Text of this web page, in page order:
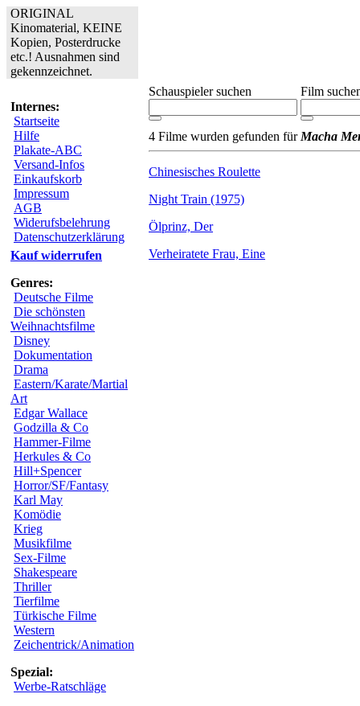
ORIGINAL
Kinomaterial, KEINE
Kopien, Posterdrucke
etc.! Ausnahmen sind
gekennzeichnet.
Internes:
Startseite
Hilfe
Plakate-ABC
Versand-Infos
Einkaufskorb
Impressum
AGB
Widerufsbelehrung
Datenschutzerklärung
Kauf widerrufen
Genres:
Deutsche Filme
Die schönsten
Weihnachtsfilme
Disney
Dokumentation
Drama
Eastern/Karate/Martial
Art
Edgar Wallace
Godzilla & Co
Hammer-Filme
Herkules & Co
Hill+Spencer
Horror/SF/Fantasy
Karl May
Komödie
Krieg
Musikfilme
Sex-Filme
Shakespeare
Thriller
Tierfilme
Türkische Filme
Western
Zeichentrick/Animation
Spezial:
Werbe-Ratschläge
Schauspieler suchen Film
4 Filme wurden gefunden für Macha
Chinesisches Roulette
Night Train (1975)
Ölprinz, Der
Verheiratete Frau, Eine